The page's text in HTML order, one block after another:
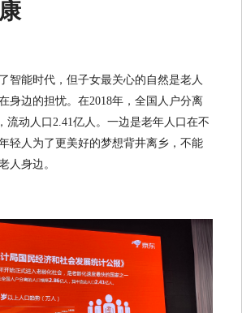
智能时代，但子女最关心的自然是老人
身边的担忧。在2018年，全国人户分离
流动人口2.41亿人。一边是老年人口在不
轻人为了更美好的梦想背井离乡，不能
人身边。